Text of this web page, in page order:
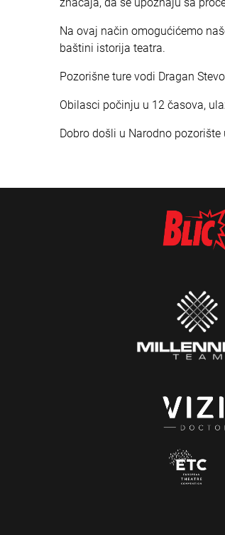
Na ovaj način omogućićemo
baštini istorija teatra.
Pozorišne ture vodi Dragan
Obilasci počinju u 12 časova,
Dobro došli u Narodno pozorište